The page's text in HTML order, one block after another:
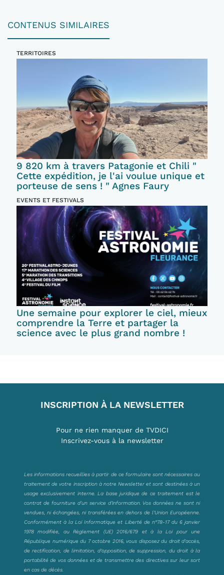
CONTENUS SIMILAIRES
TERRITOIRES
9 820 km à travers Patagonie et Chili "
Cette expédition, je l'ai voulue unique et
porteuse de sens ! " Agnes Faury
EVENTS ET FESTIVALS
Une semaine pour explorer le ciel, mieux
comprendre la Terre et partager la
science avec le plus grand nombre !
INSCRIPTION À LA NEWSLETTER
Pour ne rien manquer de TVDICI
Inscrivez-vous à la newsletter
Les informations recueillies à partir de ce formulaire sont nécessaires au
traitement de votre inscription à notre Newsletter et sont destinées à un
usage exclusivement interne. La base juridique de ce traitement est le
contrat de fourniture d’un service d’information. Vos données ne sont ni
vendues, ni échangées, ni transférées en dehors de l’Union Européenne.
Conformément à la Loi Informatique et Liberté de n°78-17 du 6 janvier
1978 modifiée, au Règlement (UE) 2016/679 et à la Loi pour une
République numérique du 7 octobre 2016, vous disposez du droit d’accès,
de rectification, de limitation, d’opposition, de suppression, du droit à la
portabilité de vos données et de transmettre des directives sur leur sort
en cas de décès.